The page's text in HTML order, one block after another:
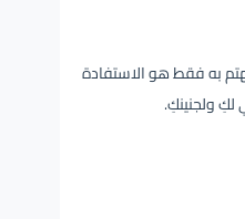
به فقط هو الاستفادة
ولجنينكِ.